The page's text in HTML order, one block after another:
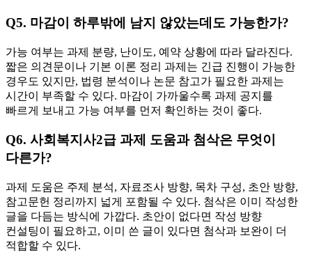
Q5. 마감이 하루밖에 남지 않았는데도 가능한가?
가능 여부는 과제 분량, 난이도, 예약 상황에 따라 달라진다.
짧은 의견문이나 기본 이론 정리 과제는 긴급 진행이 가능한
경우도 있지만, 법령 분석이나 논문 참고가 필요한 과제는
시간이 부족할 수 있다. 마감이 가까울수록 과제 공지를
빠르게 보내고 가능 여부를 먼저 확인하는 것이 좋다.
Q6. 사회복지사2급 과제 도움과 첨삭은 무엇이
다른가?
과제 도움은 주제 분석, 자료조사 방향, 목차 구성, 초안 방향,
참고문헌 정리까지 넓게 포함될 수 있다. 첨삭은 이미 작성한
글을 다듬는 방식에 가깝다. 초안이 없다면 작성 방향
컨설팅이 필요하고, 이미 쓴 글이 있다면 첨삭과 보완이 더
적합할 수 있다.